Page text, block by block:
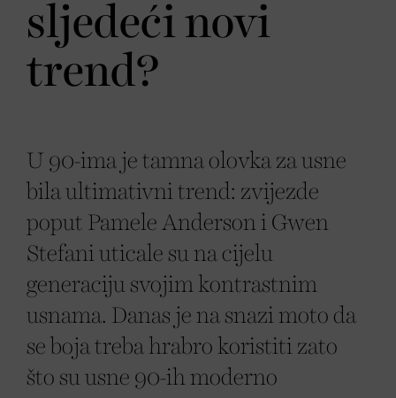
sljedeći novi
trend?
U 90-ima je tamna olovka za usne
bila ultimativni trend: zvijezde
poput Pamele Anderson i Gwen
Stefani uticale su na cijelu
generaciju svojim kontrastnim
usnama. Danas je na snazi moto da
se boja treba hrabro koristiti zato
što su usne 90-ih moderno